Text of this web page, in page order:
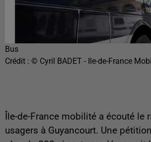
Bus
Crédit : © Cyril BADET - Ile-de-France
Île-de-France mobilité a écouté le
usagers à Guyancourt. Une